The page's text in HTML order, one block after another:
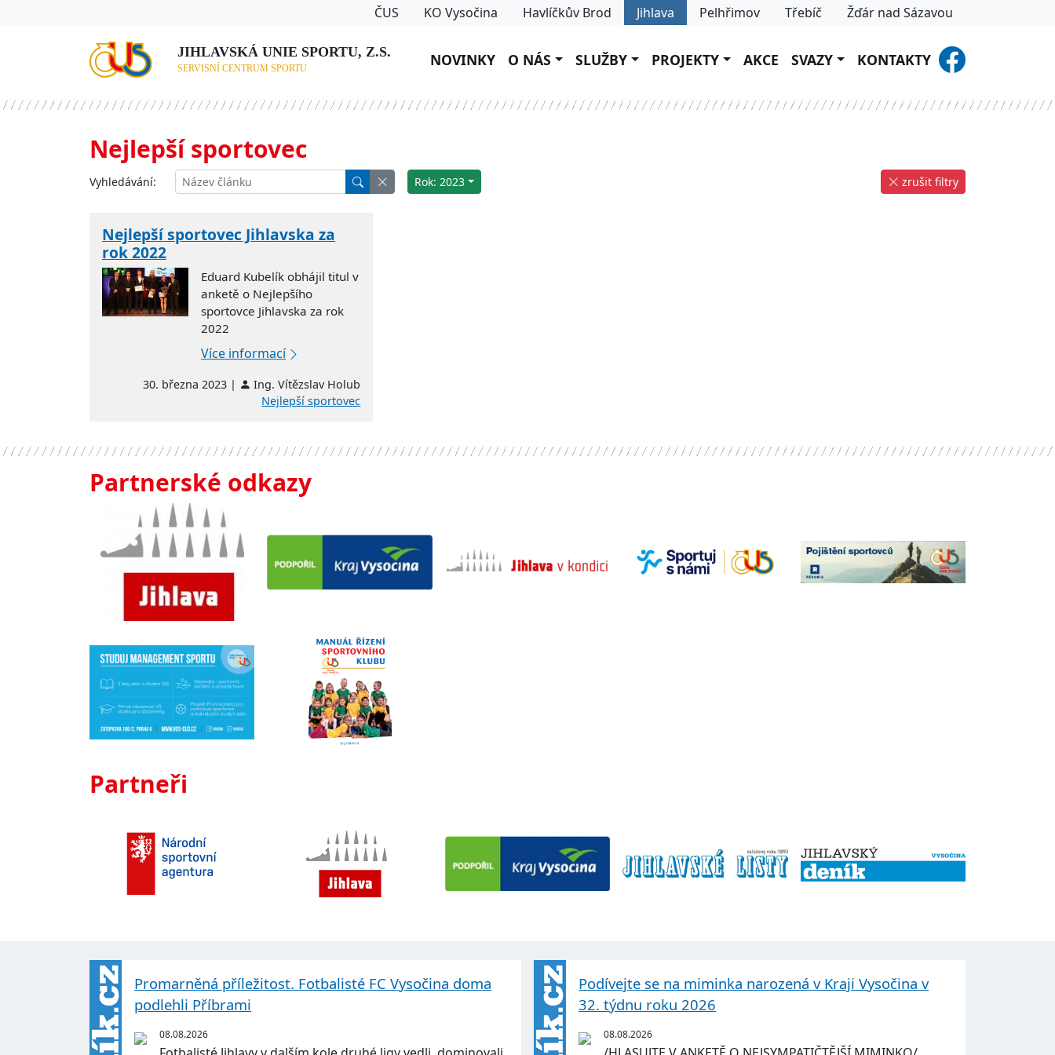
ČUS KO Vysočina Havlíčkův Brod Jihlava Pelhřimov Třebíč Žďár nad Sázavou
JIHLAVSKÁ UNIE SPORTU, Z.S.
SERVISNÍ CENTRUM SPORTU NOVINKY O NÁS SLUŽBY PROJEKTY AKCE SVAZY KONTAKTY
Nejlepší sportovec
Vyhledávání: Rok: 2023 zrušit filtry
Nejlepší sportovec Jihlavska za
rok 2022
Eduard Kubelík obhájil titul v
anketě o Nejlepšího
sportovce Jihlavska za rok
2022
Více informací
30. března 2023 |
Ing. Vítězslav Holub
Nejlepší sportovec
Partnerské odkazy
Partneři
Promarněná příležitost. Fotbalisté FC Vysočina doma
podlehli Příbrami
08.08.2026
Podívejte se na miminka narozená v Kraji Vysočina v
32. týdnu roku 2026
08.08.2026